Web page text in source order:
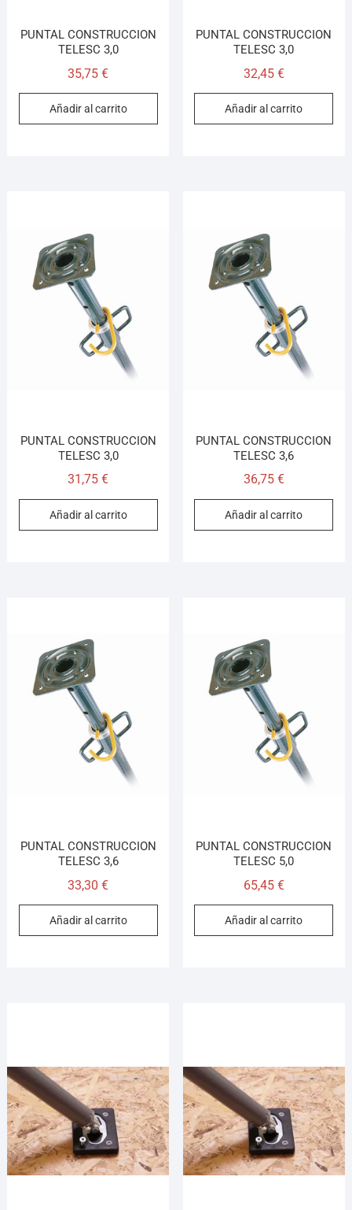
PUNTAL CONSTRUCCION
TELESC 3,0
35,75€
Añadir al carrito
PUNTAL CONSTRUCCION
TELESC 3,0
32,45 €
Añadir al carrito
PUNTAL CONSTRUCCION
TELESC 3,0
31,75€
Añadir al carrito
PUNTAL CONSTRUCCION
TELESC 3,6
36,75 €
Añadir al carrito
PUNTAL CONSTRUCCION
TELESC 3,6
33,30€
Añadir al carrito
PUNTAL CONSTRUCCION
TELESC 5,0
65,45 €
Añadir al carrito